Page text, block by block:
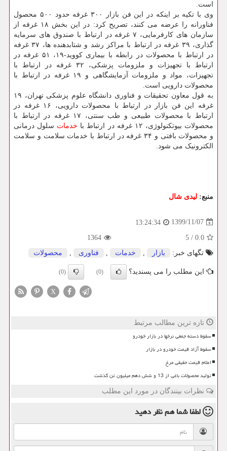
است.
وی با تکیه بر اینکه در این فن بازار ۳۰۰ غرفه حدود ۵۰۰ محصول
فناورانه را عرضه می کنند، تصریح کرد: در این بخش ۱۸ غرفه از
سازمان های کارفرمایی، ۷ غرفه در ارتباط با صندوق های سرمایه
گذاری، ۳۹ غرفه در ارتباط با مراکز رشد و شتابدهنده ها، ۳۷ غرفه
در ارتباط با محصولات در رابطه با بیماری کووید-۱۹، ۵۱ غرفه در
ارتباط با تجهیزات و ملزومات پزشکی، ۳۲ غرفه در ارتباط با
تجهیزات، مواد و ملزومات آزمایشگاهی و ۱۹ غرفه در ارتباط با
محصولات دارویی است.
به قول معاون تحقیقات و فناوری دانشگاه علوم پزشکی تهران، ۱۹
غرفه این فن بازار در ارتباط با محصولات دارویی، ۱۶ غرفه در
ارتباط با محصولات طبیعی و طب سنتی، ۱۷ غرفه در ارتباط با
محصولات بیوتکنولوژی، ۱۲ غرفه در ارتباط با
خدمات سلول درمانی
و محصولات بافتی و ۳۴ غرفه در ارتباط با خدمات سلامت و سلامت
الکترونیک می شود.
منبع: لیدی شال
1399/11/07
13:24:34
0.0
/
5
1364
تگهای خبر:
بازار , خدمات , فناوری , محصولات
این مطلب را می پسندید؟ (0)
(0)
X
تازه ترین مطالب مرتبط
سقوط دسته جمعی نرخها در بازار خودرو
سقوط آزاد قیمت خودرو در بازار
اعلام قیمت حقیقی مرغ
تولید محصولات باغی از 13 و شش دهم میلیون تن گذشت
نظرات بینندگان در مورد این مطلب
لطفا شما همنظر دهید